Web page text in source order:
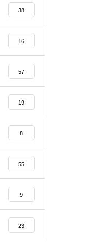
38
16
57
19
8
55
9
23